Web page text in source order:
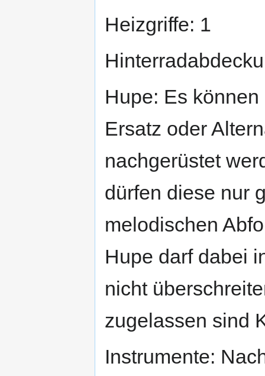
Heizgriffe: 1
Hupe: Es
Ersatz oder
nachgerüstet
dürfen diese nur
melodischen
Hupe darf dabei
nicht
zugelassen sind
Instrumente: